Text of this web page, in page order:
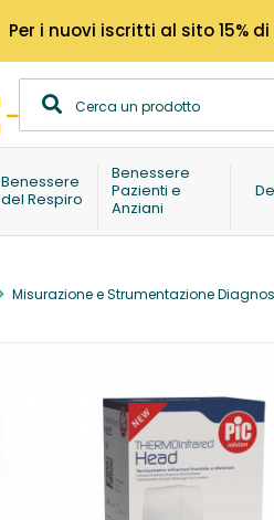
Per i nuovi iscritti al sito 15%
Benessere
del Respiro
Benessere
Pazienti e
Anziani
Misurazione e Strumentazione